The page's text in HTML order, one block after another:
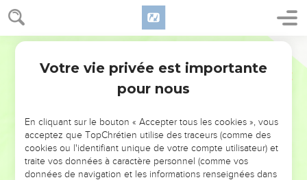
NE MANQUEZ PAS L’ÉVÉNEMENT
DE L’ANNÉE !
ET SI LEURS ERREURS POUVAIENT VOUS ÉVITER LES
VOTRES ?
Votre vie privée est importante
pour nous
En cliquant sur le bouton « Accepter tous les cookies », vous
acceptez que TopChrétien utilise des traceurs (comme des
cookies ou l'identifiant unique de votre compte utilisateur) et
traite vos données à caractère personnel (comme vos
données de navigation et les informations renseignées dans